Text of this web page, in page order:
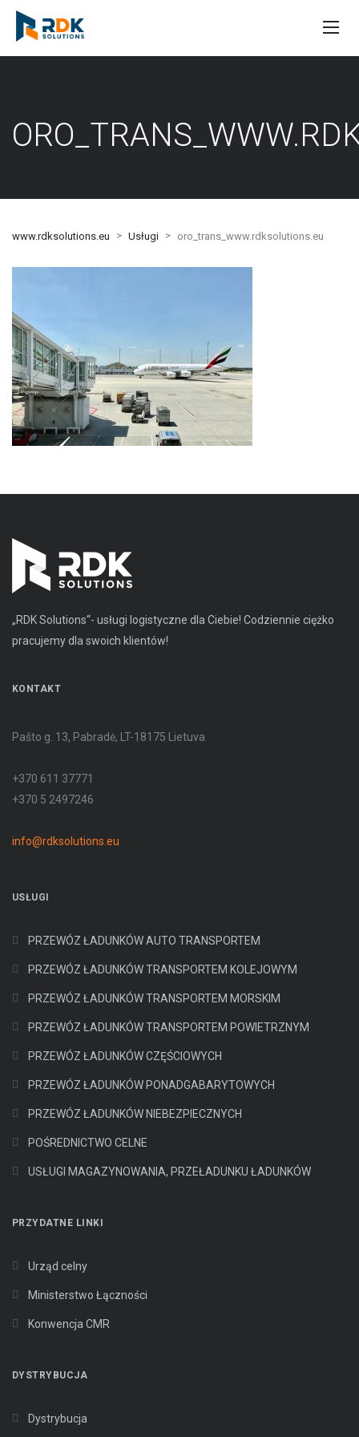
www.rdksolutions.eu > Usługi > oro_trans_www.rdksolutions.eu
„RDK Solutions“- usługi logistyczne dla Ciebie! Codziennie ciężko
pracujemy dla swoich klientów!
KONTAKT
Pašto g. 13, Pabradė, LT-18175 Lietuva
+370 611 37771
+370 5 2497246
info@rdksolutions.eu
USŁUGI
PRZEWÓZ ŁADUNKÓW AUTO TRANSPORTEM
PRZEWÓZ ŁADUNKÓW TRANSPORTEM KOLEJOWYM
PRZEWÓZ ŁADUNKÓW TRANSPORTEM MORSKIM
PRZEWÓZ ŁADUNKÓW TRANSPORTEM POWIETRZNYM
PRZEWÓZ ŁADUNKÓW CZĘŚCIOWYCH
PRZEWÓZ ŁADUNKÓW PONADGABARYTOWYCH
PRZEWÓZ ŁADUNKÓW NIEBEZPIECZNYCH
POŚREDNICTWO CELNE
USŁUGI MAGAZYNOWANIA, PRZEŁADUNKU ŁADUNKÓW
PRZYDATNE LINKI
Urząd celny
Ministerstwo Łączności
Konwencja CMR
DYSTRYBUCJA
Dystrybucja